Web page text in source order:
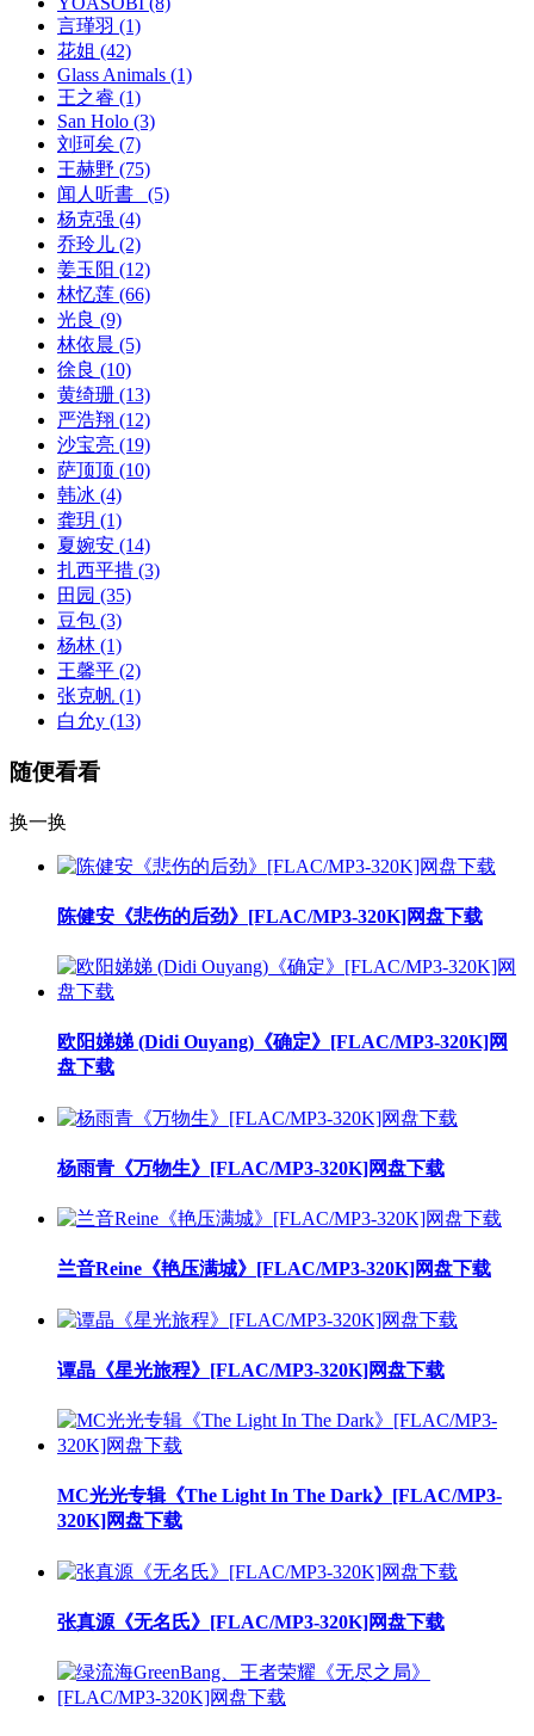
言瑾羽 (1)
花姐 (42)
Glass Animals (1)
王之睿 (1)
San Holo (3)
刘珂矣 (7)
王赫野 (75)
闻人听書_
(5)
杨克强 (4)
乔玲儿 (2)
姜玉阳 (12)
林忆莲 (66)
光良 (9)
林依晨 (5)
徐良 (10)
黄绮珊 (13)
严浩翔 (12)
沙宝亮 (19)
萨顶顶 (10)
韩冰 (4)
龚玥 (1)
夏婉安 (14)
扎西平措 (3)
田园 (35)
豆包 (3)
杨林 (1)
王馨平 (2)
张克帆 (1)
白允y (13)
随便看看
换一换
陈健安《悲伤的后劲》[FLAC/MP3-320K]网盘下载
欧阳娣娣 (Didi Ouyang)《确定》[FLAC/MP3-320K]网
盘下载
杨雨青《万物生》[FLAC/MP3-320K]网盘下载
兰音Reine《艳压满城》[FLAC/MP3-320K]网盘下载
谭晶《星光旅程》[FLAC/MP3-320K]网盘下载
MC光光专辑《The Light In The Dark》[FLAC/MP3-
320K]网盘下载
张真源《无名氏》[FLAC/MP3-320K]网盘下载